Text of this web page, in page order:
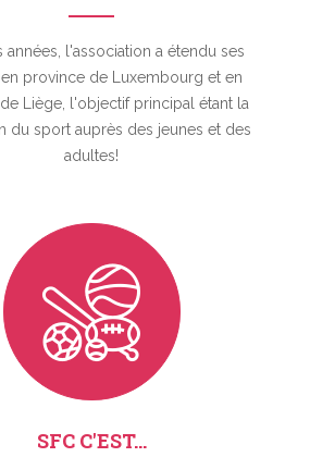
années, l'association a étendu ses
province de Luxembourg et en
Liège, l'objectif principal étant la
du sport auprès des jeunes et des
adultes!
SFC C'EST...